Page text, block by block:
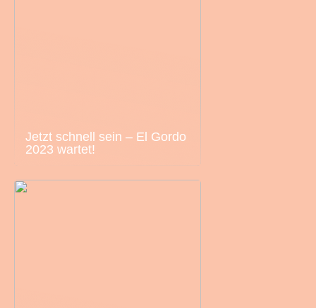
Jetzt schnell sein – El Gordo
2023 wartet!